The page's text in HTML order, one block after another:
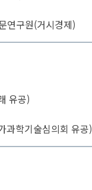
연구원(거시경제)
유공)
과학기술심의회 유공)